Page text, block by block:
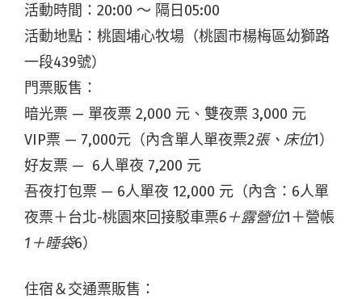
活動時間：20:00 ～ 隔日05:00
活動地點：桃園埔心牧場（桃園市楊梅區幼獅路
一段439號）
門票販售：
暗光票 — 單夜票 2,000 元、雙夜票 3,000 元
VIP票 — 7,000元（內含單人單夜票2張、床位1）
好友票 — 6人單夜 7,200 元
吾夜打包票 — 6人單夜 12,000 元（內含：6人單
夜票＋台北-桃園來回接駁車票6＋露營位1＋營帳
1＋睡袋6）
住宿＆交通票販售：